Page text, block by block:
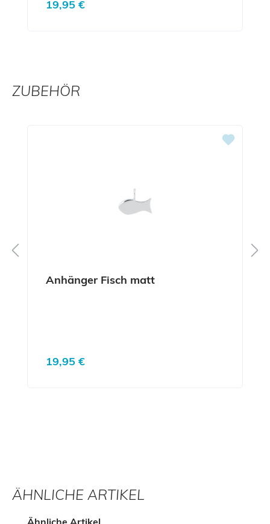
19,95 €
ZUBEHÖR
Anhänger Fisch matt
Regulärer Preis:
19,95 €
ÄHNLICHE ARTIKEL
Produktgalerie überspringen
Ähnliche Artikel